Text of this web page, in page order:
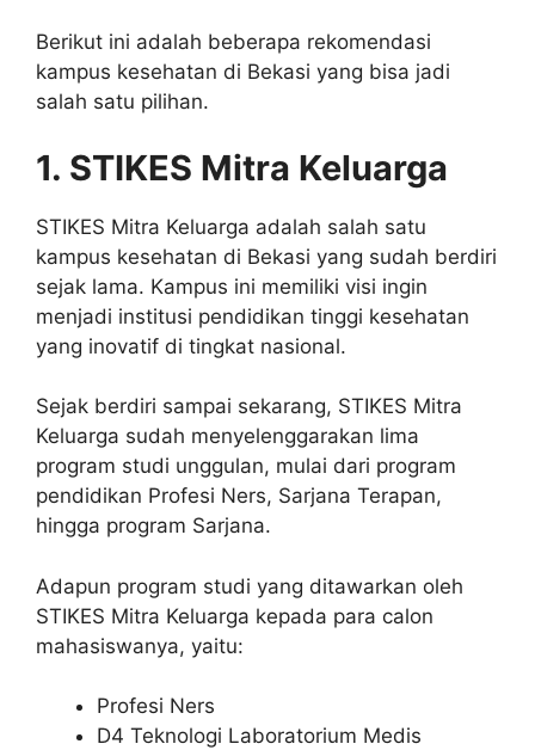
Berikut ini adalah beberapa rekomendasi
kampus kesehatan di Bekasi yang bisa jadi
salah satu pilihan.
1. STIKES Mitra Keluarga
STIKES Mitra Keluarga adalah salah satu
kampus kesehatan di Bekasi yang sudah berdiri
sejak lama. Kampus ini memiliki visi ingin
menjadi institusi pendidikan tinggi kesehatan
yang inovatif di tingkat nasional.
Sejak berdiri sampai sekarang, STIKES Mitra
Keluarga sudah menyelenggarakan lima
program studi unggulan, mulai dari program
pendidikan Profesi Ners, Sarjana Terapan,
hingga program Sarjana.
Adapun program studi yang ditawarkan oleh
STIKES Mitra Keluarga kepada para calon
mahasiswanya, yaitu:
Profesi Ners
D4 Teknologi Laboratorium Medis